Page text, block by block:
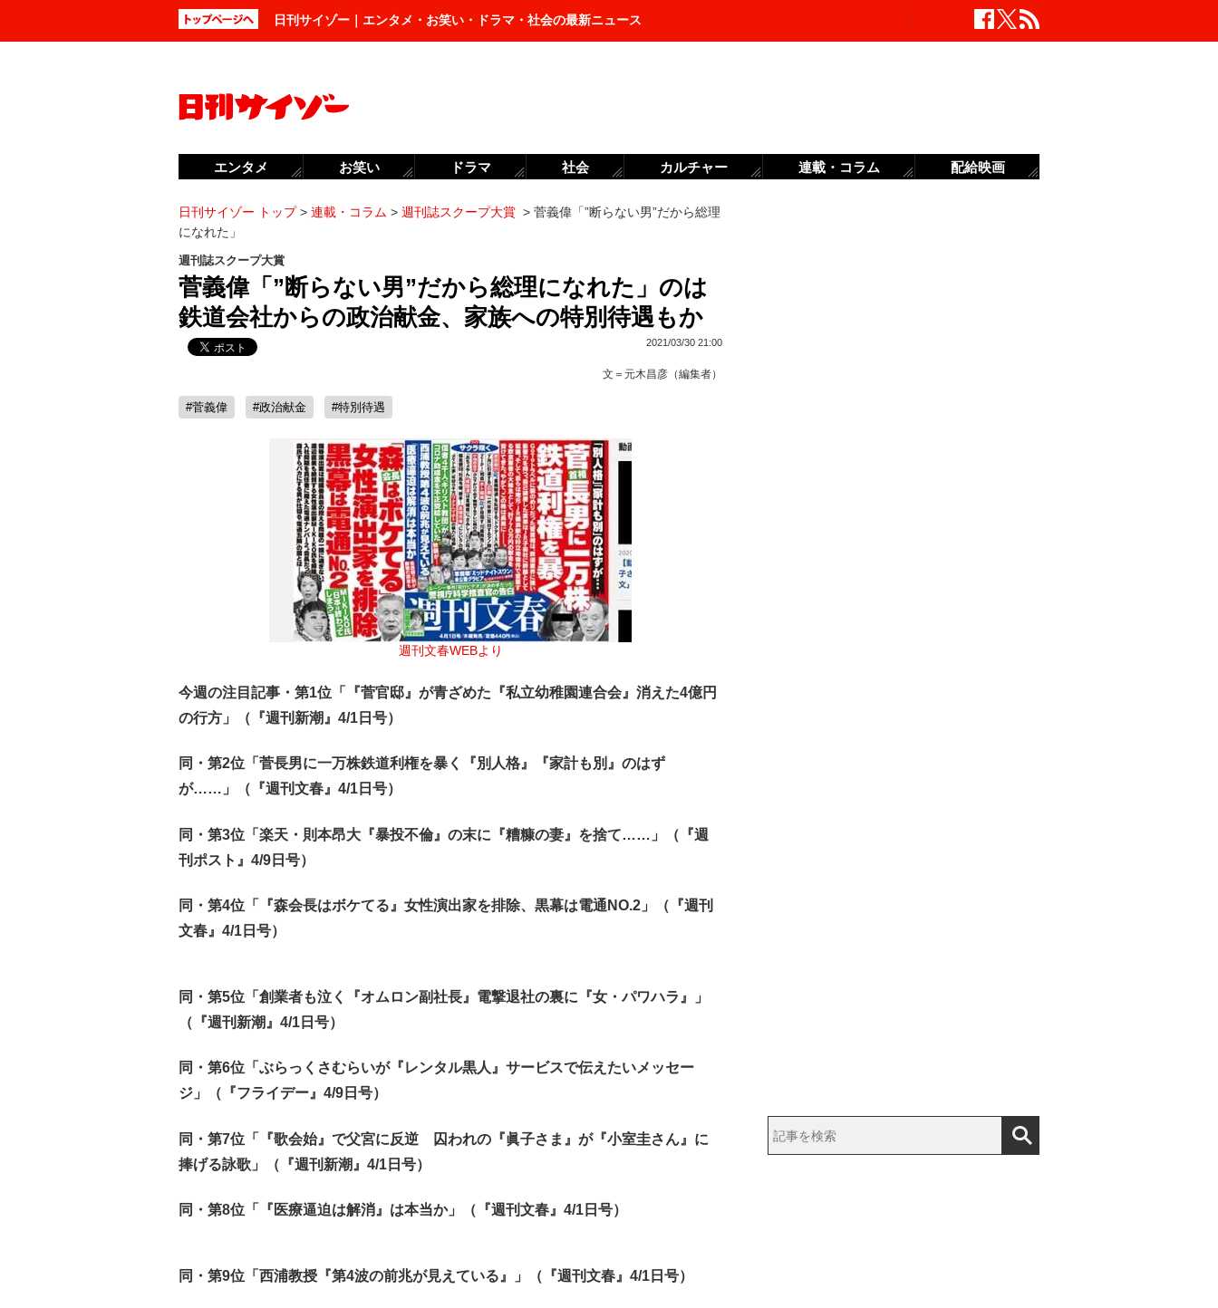
日刊サイゾー｜エンタメ・お笑い・ドラマ・社会の最新ニュース
日刊サイゾー トップ> 連載・コラム > 週刊誌スクープ大賞 > 菅義偉「”断らない男”だから総理
になれた」
週刊誌スクープ大賞
菅義偉「”断らない男”だから総理になれた」のは
鉄道会社からの政治献金、家族への特別待遇もか
2021/03/30 21:00
文＝ 元木昌彦（編集者）
#菅義偉 #政治献金 #特別待遇
週刊文春WEBより
今週の注目記事・第1位「『菅官邸』が青ざめた『私立幼稚園連合会』消えた4億円
の行方」（『週刊新潮』4/1日号）
同・第2位「菅長男に一万株鉄道利権を暴く『別人格』『家計も別』のはず
が……」（『週刊文春』4/1日号）
同・第3位「楽天・則本昂大『暴投不倫』の末に『糟糠の妻』を捨て……」（『週
刊ポスト』4/9日号）
同・第4位「『森会長はボケてる』女性演出家を排除、黒幕は電通NO.2」（『週刊
文春』4/1日号）
同・第5位「創業者も泣く『オムロン副社長』電撃退社の裏に『女・パワハラ』」
（『週刊新潮』4/1日号）
同・第6位「ぶらっくさむらいが『レンタル黒人』サービスで伝えたいメッセー
ジ」（『フライデー』4/9日号）
同・第7位「『歌会始』で父宮に反逆 囚われの『眞子さま』が『小室圭さん』に
捧げる詠歌」（『週刊新潮』4/1日号）
同・第8位「『医療逼迫は解消』は本当か」（『週刊文春』4/1日号）
同・第9位「西浦教授『第4波の前兆が見えている』」（『週刊文春』4/1日号）
エンタメ お笑い ドラマ 社会 カルチャー 連載・コラム 配給映画